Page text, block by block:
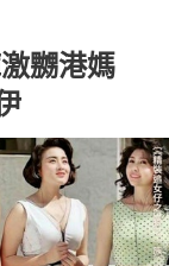
激嬲港媽